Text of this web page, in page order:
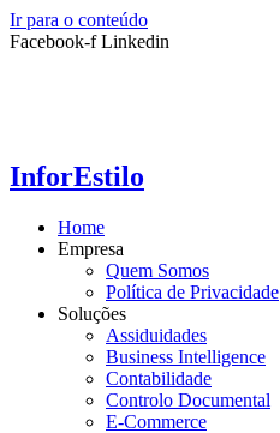
Ir para o conteúdo
Facebook-f Linkedin
InforEstilo
Home
Empresa
Quem Somos
Política de Privacidade
Soluções
Assiduidades
Business Intelligence
Contabilidade
Controlo Documental
E-Commerce